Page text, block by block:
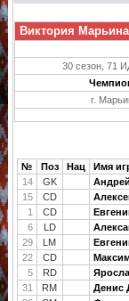
Виктория
30 сезон, 71
г.
№ Поз Нац Имя
14
GK
15
CD
1
CD
6
LD
29
LM
22
CD
5
RD
31
RM Денис